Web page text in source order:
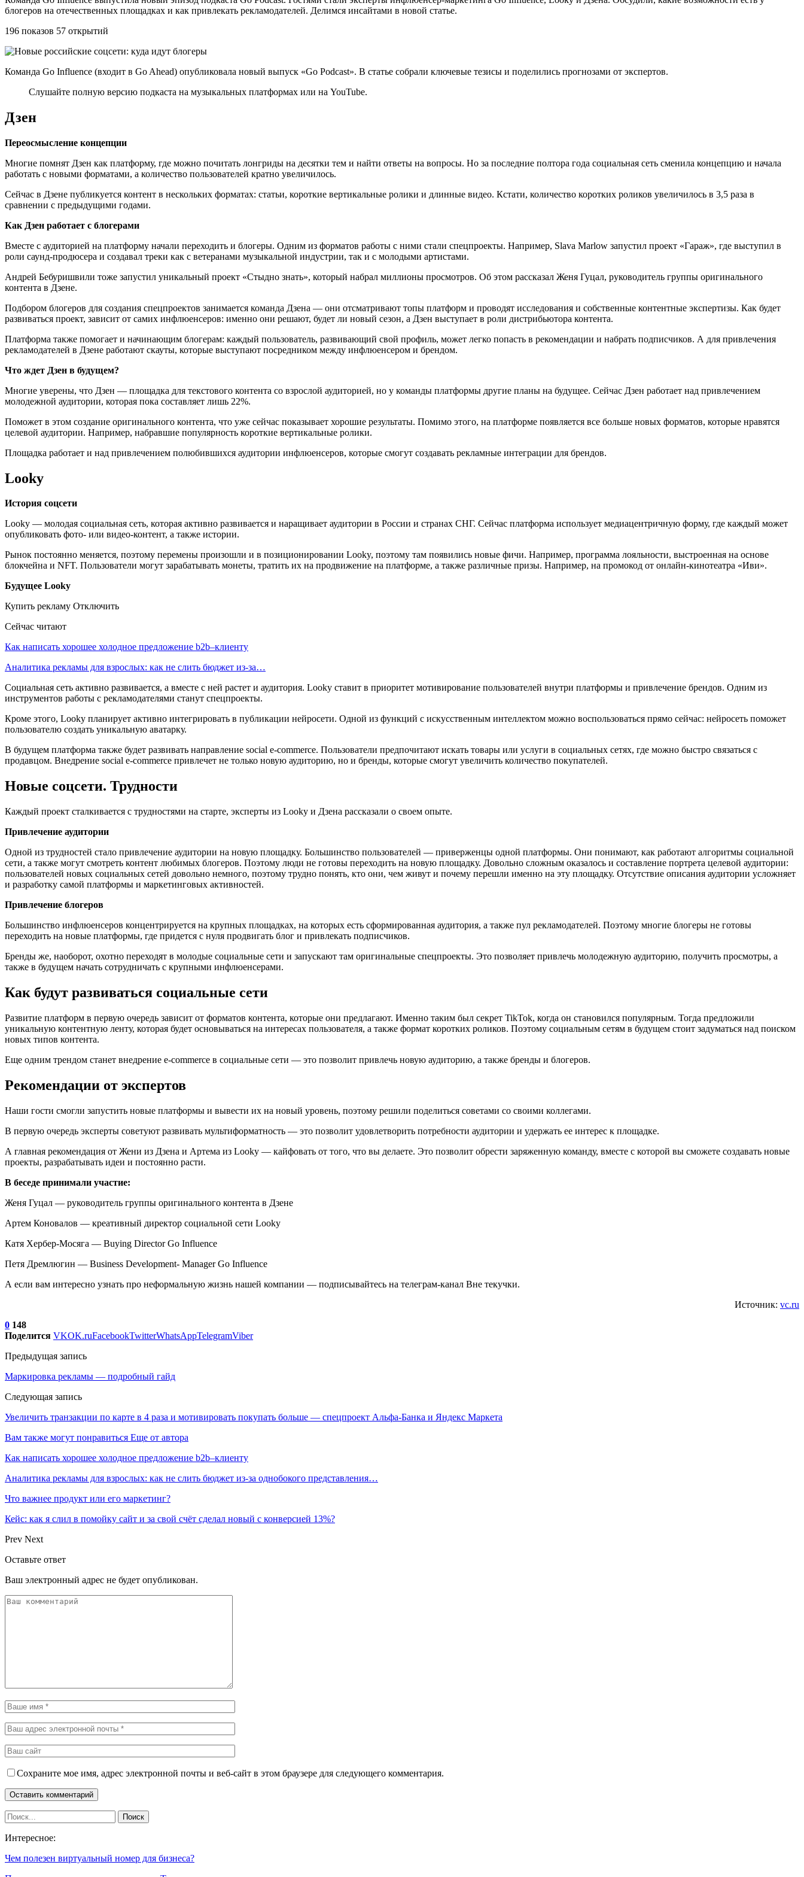
блогеров на отечественных площадках и как привлекать рекламодателей. Делимся инсайтами в новой статье.
196 показов 57 открытий
Команда Go Influence (входит в Go Ahead) опубликовала новый выпуск «Go Podcast». В статье собрали ключевые тезисы и поделились прогнозами от экспертов.
Слушайте полную версию подкаста на музыкальных платформах или на YouTube.
Дзен
Переосмысление концепции
Многие помнят Дзен как платформу, где можно почитать лонгриды на десятки тем и найти ответы на вопросы. Но за последние полтора года социальная сеть сменила концепцию и начала
работать с новыми форматами, а количество пользователей кратно увеличилось.
Сейчас в Дзене публикуется контент в нескольких форматах: статьи, короткие вертикальные ролики и длинные видео. Кстати, количество коротких роликов увеличилось в 3,5 раза в
сравнении с предыдущими годами.
Как Дзен работает с блогерами
Вместе с аудиторией на платформу начали переходить и блогеры. Одним из форматов работы с ними стали спецпроекты. Например, Slava Marlow запустил проект «Гараж», где выступил в
роли саунд-продюсера и создавал треки как с ветеранами музыкальной индустрии, так и с молодыми артистами.
Андрей Бебуришвили тоже запустил уникальный проект «Стыдно знать», который набрал миллионы просмотров. Об этом рассказал Женя Гуцал, руководитель группы оригинального
контента в Дзене.
Подбором блогеров для создания спецпроектов занимается команда Дзена — они отсматривают топы платформ и проводят исследования и собственные контентные экспертизы. Как будет
развиваться проект, зависит от самих инфлюенсеров: именно они решают, будет ли новый сезон, а Дзен выступает в роли дистрибьютора контента.
Платформа также помогает и начинающим блогерам: каждый пользователь, развивающий свой профиль, может легко попасть в рекомендации и набрать подписчиков. А для привлечения
рекламодателей в Дзене работают скауты, которые выступают посредником между инфлюенсером и брендом.
Что ждет Дзен в будущем?
Многие уверены, что Дзен — площадка для текстового контента со взрослой аудиторией, но у команды платформы другие планы на будущее. Сейчас Дзен работает над привлечением
молодежной аудитории, которая пока составляет лишь 22%.
Поможет в этом создание оригинального контента, что уже сейчас показывает хорошие результаты. Помимо этого, на платформе появляется все больше новых форматов, которые нравятся
целевой аудитории. Например, набравшие популярность короткие вертикальные ролики.
Площадка работает и над привлечением полюбившихся аудитории инфлюенсеров, которые смогут создавать рекламные интеграции для брендов.
Looky
История соцсети
Looky — молодая социальная сеть, которая активно развивается и наращивает аудитории в России и странах СНГ. Сейчас платформа использует медиацентричную форму, где каждый может
опубликовать фото- или видео-контент, а также истории.
Рынок постоянно меняется, поэтому перемены произошли и в позиционировании Looky, поэтому там появились новые фичи. Например, программа лояльности, выстроенная на основе
блокчейна и NFT. Пользователи могут зарабатывать монеты, тратить их на продвижение на платформе, а также различные призы. Например, на промокод от онлайн-кинотеатра «Иви».
Будущее Looky
Купить рекламу Отключить
Сейчас читают
Как написать хорошее холодное предложение b2b–клиенту
Аналитика рекламы для взрослых: как не слить бюджет из-за…
Социальная сеть активно развивается, а вместе с ней растет и аудитория. Looky ставит в приоритет мотивирование пользователей внутри платформы и привлечение брендов. Одним из
инструментов работы с рекламодателями станут спецпроекты.
Кроме этого, Looky планирует активно интегрировать в публикации нейросети. Одной из функций с искусственным интеллектом можно воспользоваться прямо сейчас: нейросеть поможет
пользователю создать уникальную аватарку.
В будущем платформа также будет развивать направление social e-commerce. Пользователи предпочитают искать товары или услуги в социальных сетях, где можно быстро связаться с
продавцом. Внедрение social e-commerce привлечет не только новую аудиторию, но и бренды, которые смогут увеличить количество покупателей.
Новые соцсети. Трудности
Каждый проект сталкивается с трудностями на старте, эксперты из Looky и Дзена рассказали о своем опыте.
Привлечение аудитории
Одной из трудностей стало привлечение аудитории на новую площадку. Большинство пользователей — приверженцы одной платформы. Они понимают, как работают алгоритмы социальной
сети, а также могут смотреть контент любимых блогеров. Поэтому люди не готовы переходить на новую площадку. Довольно сложным оказалось и составление портрета целевой аудитории:
пользователей новых социальных сетей довольно немного, поэтому трудно понять, кто они, чем живут и почему перешли именно на эту площадку. Отсутствие описания аудитории усложняет
и разработку самой платформы и маркетинговых активностей.
Привлечение блогеров
Большинство инфлюенсеров концентрируется на крупных площадках, на которых есть сформированная аудитория, а также пул рекламодателей. Поэтому многие блогеры не готовы
переходить на новые платформы, где придется с нуля продвигать блог и привлекать подписчиков.
Бренды же, наоборот, охотно переходят в молодые социальные сети и запускают там оригинальные спецпроекты. Это позволяет привлечь молодежную аудиторию, получить просмотры, а
также в будущем начать сотрудничать с крупными инфлюенсерами.
Как будут развиваться социальные сети
Развитие платформ в первую очередь зависит от форматов контента, которые они предлагают. Именно таким был секрет TikTok, когда он становился популярным. Тогда предложили
уникальную контентную ленту, которая будет основываться на интересах пользователя, а также формат коротких роликов. Поэтому социальным сетям в будущем стоит задуматься над поиском
новых типов контента.
Еще одним трендом станет внедрение e-commerce в социальные сети — это позволит привлечь новую аудиторию, а также бренды и блогеров.
Рекомендации от экспертов
Наши гости смогли запустить новые платформы и вывести их на новый уровень, поэтому решили поделиться советами со своими коллегами.
В первую очередь эксперты советуют развивать мультиформатность — это позволит удовлетворить потребности аудитории и удержать ее интерес к площадке.
А главная рекомендация от Жени из Дзена и Артема из Looky — кайфовать от того, что вы делаете. Это позволит обрести заряженную команду, вместе с которой вы сможете создавать новые
проекты, разрабатывать идеи и постоянно расти.
В беседе принимали участие:
Женя Гуцал — руководитель группы оригинального контента в Дзене
Артем Коновалов — креативный директор социальной сети Looky
Катя Хербер-Мосяга — Buying Director Go Influence
Петя Дремлюгин — Business Development- Manager Go Influence
А если вам интересно узнать про неформальную жизнь нашей компании — подписывайтесь на телеграм-канал Вне текучки.
Источник: vc.ru
0 148
Поделится VKOK.ruFacebookTwitterWhatsAppTelegramViber
Предыдущая запись
Маркировка рекламы — подробный гайд
Следующая запись
Увеличить транзакции по карте в 4 раза и мотивировать покупать больше — спецпроект Альфа-Банка и Яндекс Маркета
Вам также могут понравиться Еще от автора
Как написать хорошее холодное предложение b2b–клиенту
Аналитика рекламы для взрослых: как не слить бюджет из-за однобокого представления…
Что важнее продукт или его маркетинг?
Кейс: как я слил в помойку сайт и за свой счёт сделал новый с конверсией 13%?
Prev Next
Оставьте ответ
Ваш электронный адрес не будет опубликован.
Сохраните мое имя, адрес электронной почты и веб-сайт в этом браузере для следующего комментария.
Интересное:
Чем полезен виртуальный номер для бизнеса?